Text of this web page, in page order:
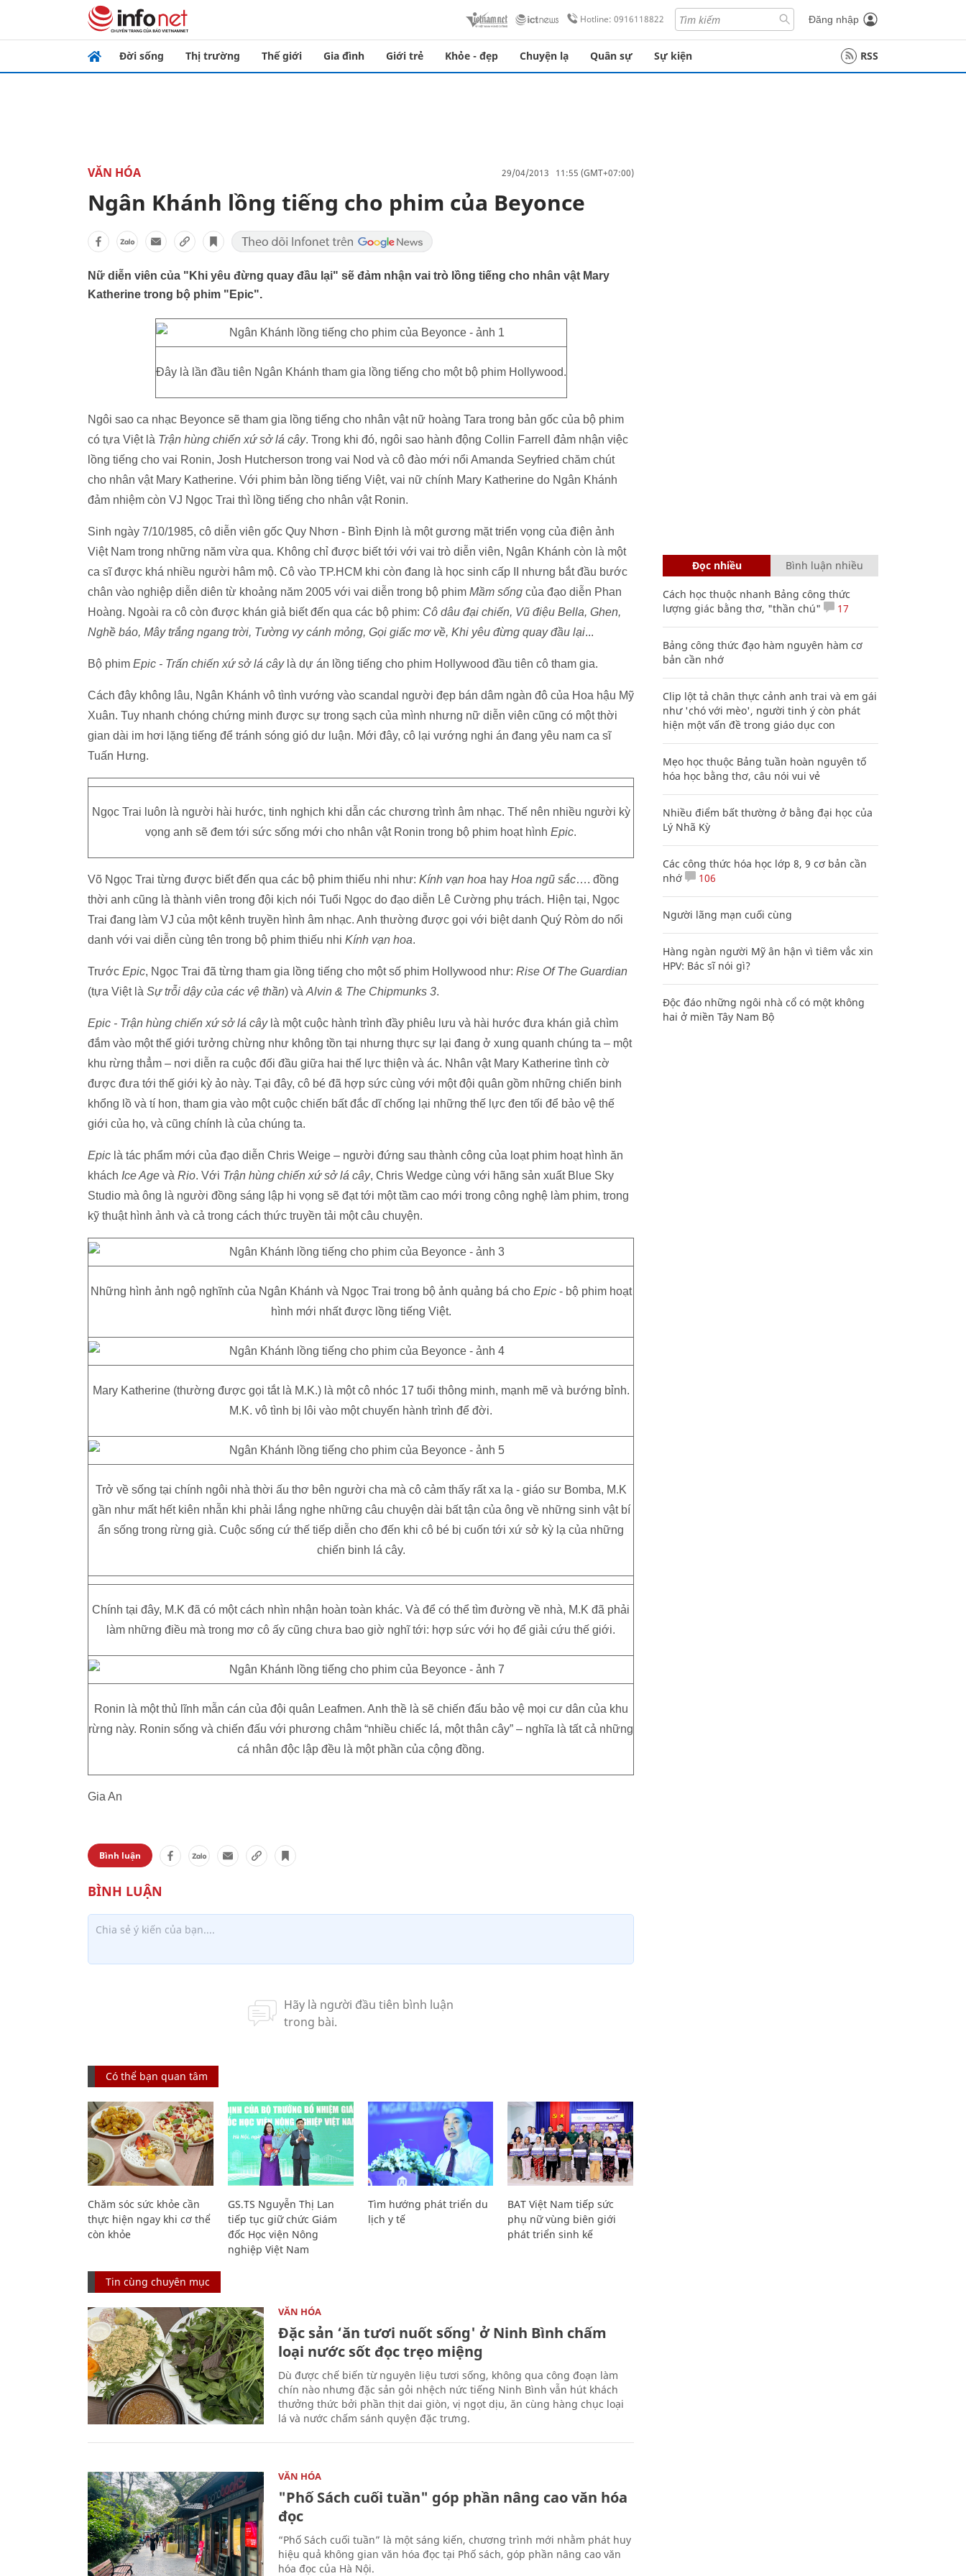
Hotline: 0916118822 Đăng nhập
Đời sống Thị trường Thế giới Gia đình Giới trẻ Khỏe - đẹp Chuyện lạ Quân sự Sự kiện RSS
VĂN HÓA 29/04/2013 11:55 (GMT+07:00)
Ngân Khánh lồng tiếng cho phim của Beyonce
Nữ diễn viên của "Khi yêu đừng quay đầu lại" sẽ đảm nhận vai trò lồng tiếng cho nhân vật Mary
Katherine trong bộ phim "Epic".
Đây là lần đầu tiên Ngân Khánh tham gia lồng tiếng cho một bộ phim Hollywood.
Ngôi sao ca nhạc Beyonce sẽ tham gia lồng tiếng cho nhân vật nữ hoàng Tara trong bản gốc của bộ phim
có tựa Việt là Trận hùng chiến xứ sở lá cây. Trong khi đó, ngôi sao hành động Collin Farrell đảm nhận việc
lồng tiếng cho vai Ronin, Josh Hutcherson trong vai Nod và cô đào mới nổi Amanda Seyfried chăm chút
cho nhân vật Mary Katherine. Với phim bản lồng tiếng Việt, vai nữ chính Mary Katherine do Ngân Khánh
đảm nhiệm còn VJ Ngọc Trai thì lồng tiếng cho nhân vật Ronin.
Sinh ngày 7/10/1985, cô diễn viên gốc Quy Nhơn - Bình Định là một gương mặt triển vọng của điện ảnh
Việt Nam trong những năm vừa qua. Không chỉ được biết tới với vai trò diễn viên, Ngân Khánh còn là một
ca sĩ được khá nhiều người hâm mộ. Cô vào TP.HCM khi còn đang là học sinh cấp II nhưng bắt đầu bước
chân vào nghiệp diễn diên từ khoảng năm 2005 với vai diễn trong bộ phim Mầm sống của đạo diễn Phan
Hoàng. Ngoài ra cô còn được khán giả biết đến qua các bộ phim: Cô dâu đại chiến, Vũ điệu Bella, Ghen,
Nghề báo, Mây trắng ngang trời, Tường vy cánh mỏng, Gọi giấc mơ về, Khi yêu đừng quay đầu lại...
Bộ phim Epic - Trấn chiến xứ sở lá câylà dự án lồng tiếng cho phim Hollywood đầu tiên cô tham gia.
Cách đây không lâu, Ngân Khánh vô tình vướng vào scandal người đẹp bán dâm ngàn đô của Hoa hậu Mỹ
Xuân. Tuy nhanh chóng chứng minh được sự trong sạch của mình nhưng nữ diễn viên cũng có một thời
gian dài im hơi lặng tiếng để tránh sóng gió dư luận. Mới đây, cô lại vướng nghi án đang yêu nam ca sĩ
Tuấn Hưng.
Ngọc Trai luôn là người hài hước, tinh nghịch khi dẫn các chương trình âm nhạc. Thế nên nhiều người kỳ
vọng anh sẽ đem tới sức sống mới cho nhân vật Ronin trong bộ phim hoạt hình Epic.
Võ Ngọc Trai từng được biết đến qua các bộ phim thiếu nhi như: Kính vạn hoa hay Hoa ngũ sắc…. đồng
thời anh cũng là thành viên trong đội kịch nói Tuổi Ngọc do đạo diễn Lê Cường phụ trách. Hiện tại, Ngọc
Trai đang làm VJ của một kênh truyền hình âm nhạc. Anh thường được gọi với biệt danh Quý Ròm do nổi
danh với vai diễn cùng tên trong bộ phim thiếu nhi Kính vạn hoa.
Trước Epic, Ngọc Trai đã từng tham gia lồng tiếng cho một số phim Hollywood như: Rise Of The Guardian
(tựa Việt là Sự trỗi dậy của các vệ thần) và Alvin & The Chipmunks 3.
Epic - Trận hùng chiến xứ sở lá câylà một cuộc hành trình đầy phiêu lưu và hài hước đưa khán giả chìm
đắm vào một thế giới tưởng chừng như không tồn tại nhưng thực sự lại đang ở xung quanh chúng ta – một
khu rừng thẳm – nơi diễn ra cuộc đối đầu giữa hai thế lực thiện và ác. Nhân vật Mary Katherine tình cờ
được đưa tới thế giới kỳ ảo này. Tại đây, cô bé đã hợp sức cùng với một đội quân gồm những chiến binh
khổng lồ và tí hon, tham gia vào một cuộc chiến bất đắc dĩ chống lại những thế lực đen tối để bảo vệ thế
giới của họ, và cũng chính là của chúng ta.
Epic là tác phẩm mới của đạo diễn Chris Weige – người đứng sau thành công của loạt phim hoạt hình ăn
khách Ice Age và Rio. Với Trận hùng chiến xứ sở lá cây, Chris Wedge cùng với hãng sản xuất Blue Sky
Studio mà ông là người đồng sáng lập hi vọng sẽ đạt tới một tầm cao mới trong công nghệ làm phim, trong
kỹ thuật hình ảnh và cả trong cách thức truyền tải một câu chuyện.
Những hình ảnh ngộ nghĩnh của Ngân Khánh và Ngọc Trai trong bộ ảnh quảng bá cho Epic- bộ phim hoạt
hình mới nhất được lồng tiếng Việt.
Mary Katherine (thường được gọi tắt là M.K.) là một cô nhóc 17 tuổi thông minh, mạnh mẽ và bướng bỉnh.
M.K. vô tình bị lôi vào một chuyến hành trình để đời.
Trở về sống tại chính ngôi nhà thời ấu thơ bên người cha mà cô cảm thấy rất xa lạ - giáo sư Bomba, M.K
gần như mất hết kiên nhẫn khi phải lắng nghe những câu chuyện dài bất tận của ông về những sinh vật bí
ẩn sống trong rừng già. Cuộc sống cứ thế tiếp diễn cho đến khi cô bé bị cuốn tới xứ sở kỳ lạ của những
chiến binh lá cây.
Chính tại đây, M.K đã có một cách nhìn nhận hoàn toàn khác. Và để có thể tìm đường về nhà, M.K đã phải
làm những điều mà trong mơ cô ấy cũng chưa bao giờ nghĩ tới: hợp sức với họ để giải cứu thế giới.
Ronin là một thủ lĩnh mẫn cán của đội quân Leafmen. Anh thề là sẽ chiến đấu bảo vệ mọi cư dân của khu
rừng này. Ronin sống và chiến đấu với phương châm “nhiều chiếc lá, một thân cây” – nghĩa là tất cả những
cá nhân độc lập đều là một phần của cộng đồng.
Gia An
Bình luận
Có thể bạn quan tâm
Chăm sóc sức khỏe cần
thực hiện ngay khi cơ thể
còn khỏe
GS.TS Nguyễn Thị Lan
tiếp tục giữ chức Giám
đốc Học viện Nông
nghiệp Việt Nam
Tìm hướng phát triển du
lịch y tế
BAT Việt Nam tiếp sức
phụ nữ vùng biên giới
phát triển sinh kế
Tin cùng chuyên mục
VĂN HÓA
Đặc sản ‘ăn tươi nuốt sống' ở Ninh Bình chấm
loại nước sốt đọc trẹo miệng
Dù được chế biến từ nguyên liệu tươi sống, không qua công đoạn làm
chín nào nhưng đặc sản gỏi nhệch nức tiếng Ninh Bình vẫn hút khách
thưởng thức bởi phần thịt dai giòn, vị ngọt dịu, ăn cùng hàng chục loại
lá và nước chấm sánh quyện đặc trưng.
VĂN HÓA
"Phố Sách cuối tuần" góp phần nâng cao văn hóa
đọc
“Phố Sách cuối tuần” là một sáng kiến, chương trình mới nhằm phát huy
hiệu quả không gian văn hóa đọc tại Phố sách, góp phần nâng cao văn
hóa đọc của Hà Nội.
Đọc nhiều Bình luận nhiều
Cách học thuộc nhanh Bảng công thức
lượng giác bằng thơ, "thần chú"
17
Bảng công thức đạo hàm nguyên hàm cơ
bản cần nhớ
Clip lột tả chân thực cảnh anh trai và em gái
như 'chó với mèo', người tinh ý còn phát
hiện một vấn đề trong giáo dục con
Mẹo học thuộc Bảng tuần hoàn nguyên tố
hóa học bằng thơ, câu nói vui vẻ
Nhiều điểm bất thường ở bằng đại học của
Lý Nhã Kỳ
Các công thức hóa học lớp 8, 9 cơ bản cần
nhớ
106
Người lãng mạn cuối cùng
Hàng ngàn người Mỹ ân hận vì tiêm vắc xin
HPV: Bác sĩ nói gì?
Độc đáo những ngôi nhà cổ có một không
hai ở miền Tây Nam Bộ